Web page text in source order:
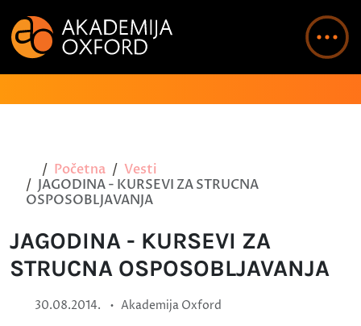
Početna
Vesti
JAGODINA - KURSEVI ZA STRUCNA
OSPOSOBLJAVANJA
JAGODINA - KURSEVI ZA
STRUCNA OSPOSOBLJAVANJA
30.08.2014. • Akademija Oxford